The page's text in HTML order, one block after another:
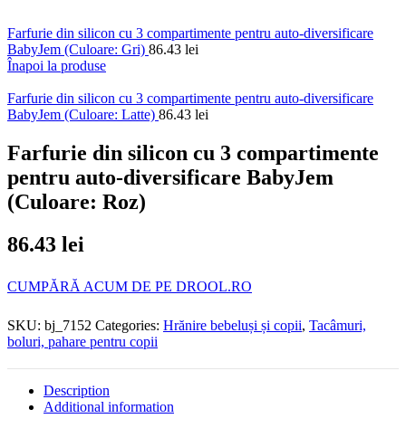
Farfurie din silicon cu 3 compartimente pentru auto-diversificare
BabyJem (Culoare: Gri) 86.43 lei
Înapoi la produse
Farfurie din silicon cu 3 compartimente pentru auto-diversificare
BabyJem (Culoare: Latte) 86.43 lei
Farfurie din silicon cu 3 compartimente
pentru auto-diversificare BabyJem
(Culoare: Roz)
86.43 lei
CUMPĂRĂ ACUM DE PE DROOL.RO
SKU: bj_7152 Categories: Hrănire bebeluși și copii, Tacâmuri,
boluri, pahare pentru copii
Description
Additional information